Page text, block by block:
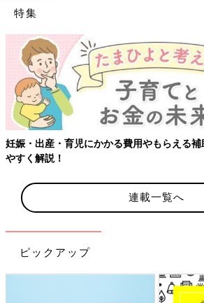
出典：Instagramアカウント「mi.1988___」
特集
妊娠・出産・育児にかかる費用やもらえる
やすく解説！
連載一覧へ
ピックアップ